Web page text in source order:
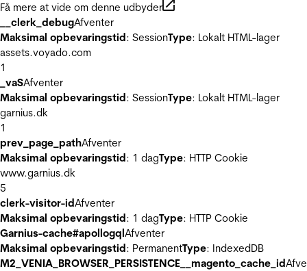
Få mere at vide om denne udbyder
__clerk_debugAfventer
Maksimal opbevaringstid: SessionType: Lokalt HTML-lager
assets.voyado.com
1
_vaSAfventer
Maksimal opbevaringstid: SessionType: Lokalt HTML-lager
garnius.dk
1
prev_page_pathAfventer
Maksimal opbevaringstid: 1 dagType: HTTP Cookie
www.garnius.dk
5
clerk-visitor-idAfventer
Maksimal opbevaringstid: 1 dagType: HTTP Cookie
Garnius-cache#apollogqlAfventer
Maksimal opbevaringstid: PermanentType: IndexedDB
M2_VENIA_BROWSER_PERSISTENCE__magento_cache_id